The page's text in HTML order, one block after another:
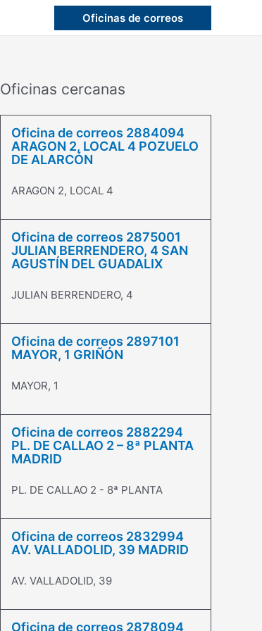
Oficinas de correos
Oficinas cercanas
Oficina de correos 2884094
ARAGON 2, LOCAL 4 POZUELO
DE ALARCÓN
ARAGON 2, LOCAL 4
Oficina de correos 2875001
JULIAN BERRENDERO, 4 SAN
AGUSTÍN DEL GUADALIX
JULIAN BERRENDERO, 4
Oficina de correos 2897101
MAYOR, 1 GRIÑÓN
MAYOR, 1
Oficina de correos 2882294
PL. DE CALLAO 2 – 8ª PLANTA
MADRID
PL. DE CALLAO 2 - 8ª PLANTA
Oficina de correos 2832994
AV. VALLADOLID, 39 MADRID
AV. VALLADOLID, 39
Oficina de correos 2878094